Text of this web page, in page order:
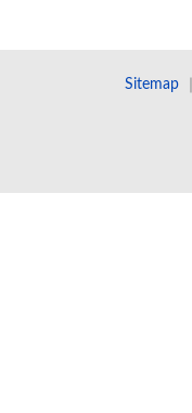
Sitemap